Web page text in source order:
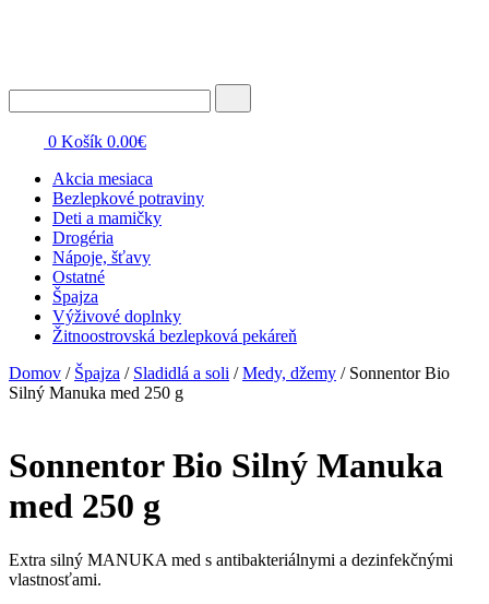
0 Košík 0.00€
Akcia mesiaca
Bezlepkové potraviny
Deti a mamičky
Drogéria
Nápoje, šťavy
Ostatné
Špajza
Výživové doplnky
Žitnoostrovská bezlepková pekáreň
Domov / Špajza / Sladidlá a soli /Medy, džemy / Sonnentor Bio
Silný Manuka med 250 g
Sonnentor Bio Silný Manuka
med 250 g
Extra silný MANUKA med s antibakteriálnymi a dezinfekčnými
vlastnosťami.